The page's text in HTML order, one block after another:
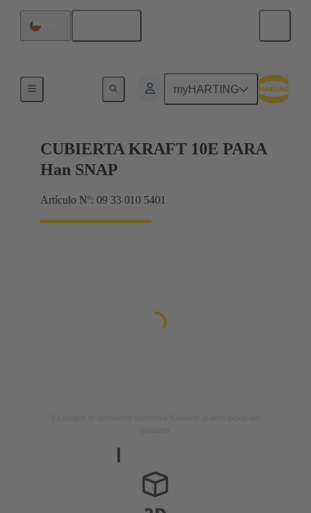
myHARTING
CUBIERTA KRAFT 10E PARA
Han SNAP
Artículo Nº: 09 33 010 5401